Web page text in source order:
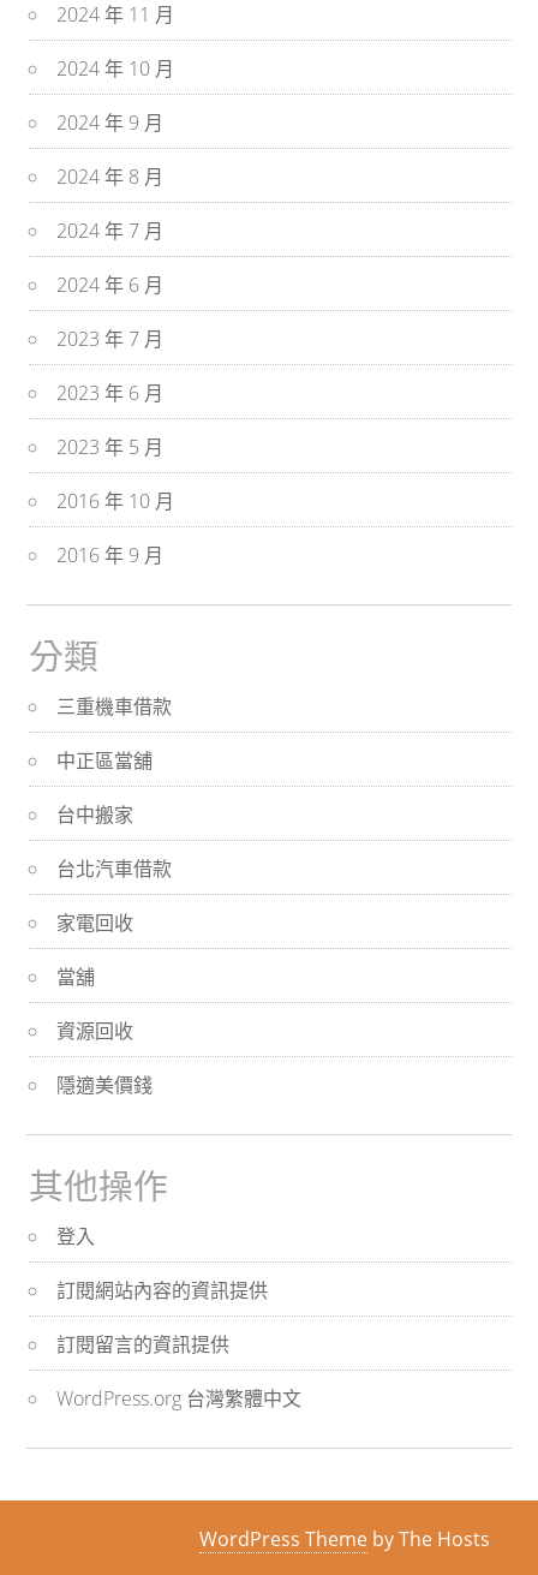
2024 年 11 月
2024 年 10 月
2024 年 9 月
2024 年 8 月
2024 年 7 月
2024 年 6 月
2023 年 7 月
2023 年 6 月
2023 年 5 月
2016 年 10 月
2016 年 9 月
分類
三重機車借款
中正區當舖
台中搬家
台北汽車借款
家電回收
當舖
資源回收
隱適美價錢
其他操作
登入
訂閱網站內容的資訊提供
訂閱留言的資訊提供
WordPress.org 台灣繁體中文
WordPress Theme by The Hosts